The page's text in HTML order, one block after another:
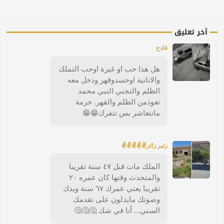
آخر تعليق
قادح
هل هذا حب او غيرة اوحب التملك
والانانية اوحسدوقهر ودخل معه
الظلم والتجني النبي محمد
تعوذمن الظلم والقهر. حرمة
ماتتعاشر بس تتفرك😁😁
زئير زائر✌✌✌✌✌
الملك مات قبل ٤٧ سنة تقريبا
والمتحدث وقتها كان عمره ٢٠
تقريبا يعني عمرك ٦٧ سنة ويدك
وصوتك مايدلون على تقدمك
السني... أنا في شك 🤔🤔🤔